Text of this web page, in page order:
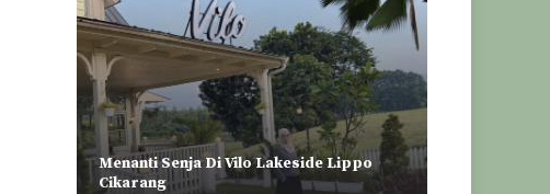
Menanti Senja Di Vilo Lakeside Lippo
Cikarang